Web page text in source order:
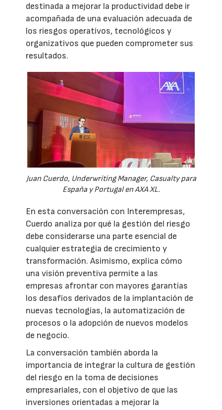
destinada a mejorar la productividad debe ir
acompañada de una evaluación adecuada de
los riesgos operativos, tecnológicos y
organizativos que pueden comprometer sus
resultados.
Juan Cuerdo, Underwriting Manager, Casualty para
España y Portugal en AXA XL.
En esta conversación con Interempresas,
Cuerdo analiza por qué la gestión del riesgo
debe considerarse una parte esencial de
cualquier estrategia de crecimiento y
transformación. Asimismo, explica cómo
una visión preventiva permite a las
empresas afrontar con mayores garantías
los desafíos derivados de la implantación de
nuevas tecnologías, la automatización de
procesos o la adopción de nuevos modelos
de negocio.
La conversación también aborda la
importancia de integrar la cultura de gestión
del riesgo en la toma de decisiones
empresariales, con el objetivo de que las
inversiones orientadas a mejorar la